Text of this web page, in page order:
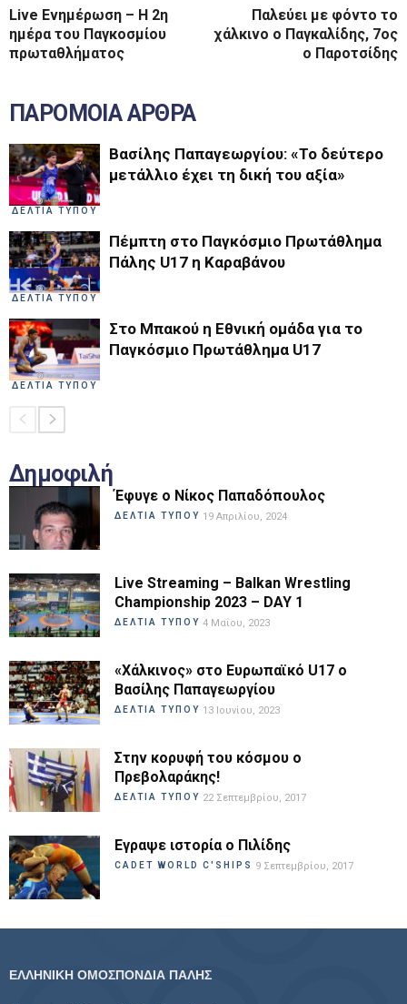
Live Ενημέρωση – Η 2η
ημέρα του Παγκοσμίου
πρωταθλήματος
Παλεύει με φόντο το
χάλκινο ο Παγκαλίδης, 7ος
ο Παροτσίδης
ΠΑΡΟΜΟΙΑ ΑΡΘΡΑ
ΔΕΛΤΙΑ ΤΥΠΟΥ
Βασίλης Παπαγεωργίου: «Το δεύτερο
μετάλλιο έχει τη δική του αξία»
ΔΕΛΤΙΑ ΤΥΠΟΥ
Πέμπτη στο Παγκόσμιο Πρωτάθλημα
Πάλης U17 η Καραβάνου
ΔΕΛΤΙΑ ΤΥΠΟΥ
Στο Μπακού η Εθνική ομάδα για το
Παγκόσμιο Πρωτάθλημα U17
Δημοφιλή
Έφυγε ο Νίκος Παπαδόπουλος
ΔΕΛΤΙΑ ΤΥΠΟΥ 19 Απριλίου, 2024
Live Streaming – Balkan Wrestling
Championship 2023 – DAY 1
ΔΕΛΤΙΑ ΤΥΠΟΥ 4 Μαΐου, 2023
«Χάλκινος» στο Ευρωπαϊκό U17 ο
Βασίλης Παπαγεωργίου
ΔΕΛΤΙΑ ΤΥΠΟΥ 13 Ιουνίου, 2023
Στην κορυφή του κόσμου ο
Πρεβολαράκης!
ΔΕΛΤΙΑ ΤΥΠΟΥ 22 Σεπτεμβρίου, 2017
Εγραψε ιστορία ο Πιλίδης
CADET WORLD C'SHIPS 9 Σεπτεμβρίου, 2017
ΕΛΛΗΝΙΚΗ ΟΜΟΣΠΟΝΔΙΑ ΠΑΛΗΣ